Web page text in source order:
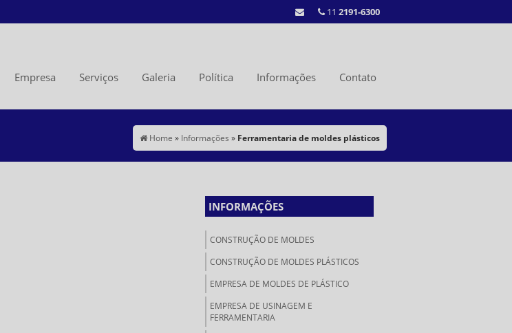
11 2191-6300
Empresa Serviços Galeria Política Informações Contato
Home » Informações » Ferramentaria de moldes plásticos
INFORMAÇÕES
CONSTRUÇÃO DE MOLDES
CONSTRUÇÃO DE MOLDES PLÁSTICOS
EMPRESA DE MOLDES DE PLÁSTICO
EMPRESA DE USINAGEM E
FERRAMENTARIA